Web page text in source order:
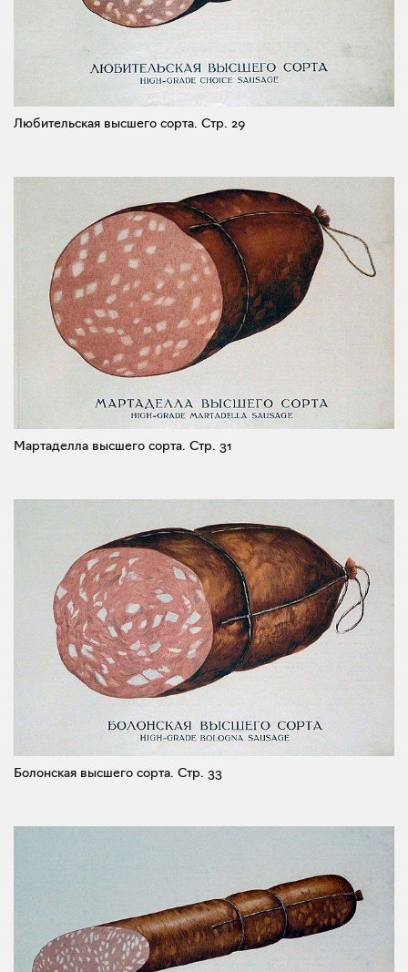
Любительская высшего сорта. Стр. 29
Мартаделла высшего сорта. Стр. 31
Болонская высшего сорта. Стр. 33